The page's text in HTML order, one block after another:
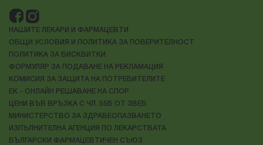
НАШИТЕ ЛЕКАРИ И ФАРМАЦЕВТИ
ОБЩИ УСЛОВИЯ И ПОЛИТИКА ЗА ПОВЕРИТЕЛНОСТ
ПОЛИТИКА ЗА БИСКВИТКИ
ФОРМУЛЯР ЗА ПОДАВАНЕ НА РЕКЛАМАЦИЯ
КОМИСИЯ ЗА ЗАЩИТА НА ПОТРЕБИТЕЛИТЕ
ЕК - ОНЛАЙН РЕШАВАНЕ НА СПОР
ЦЕНИ ВЪВ ВРЪЗКА С ЧЛ. 55Б ОТ ЗВЕБ
МИНИСТЕРСТВО ЗА ЗДРАВЕОПАЗВАНЕТО
ИЗПЪЛНИТЕЛНА АГЕНЦИЯ ПО ЛЕКАРСТВАТА
БЪЛГАРСКИ ФАРМАЦЕВТИЧЕН СЪЮЗ